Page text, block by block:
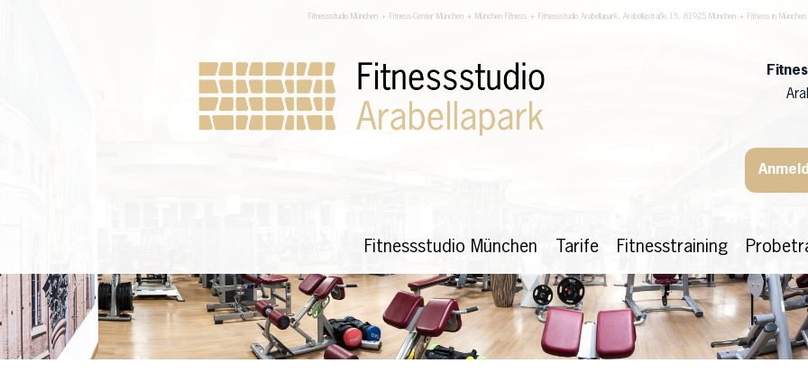
Fitnessstudio München + Fitness-Center München + München Fitness + Fitnessstudio Arabellapark, Arabellastraße 15, 81925 München + Fitness in
Fitnessstudio München Tarife Fitnesstraining